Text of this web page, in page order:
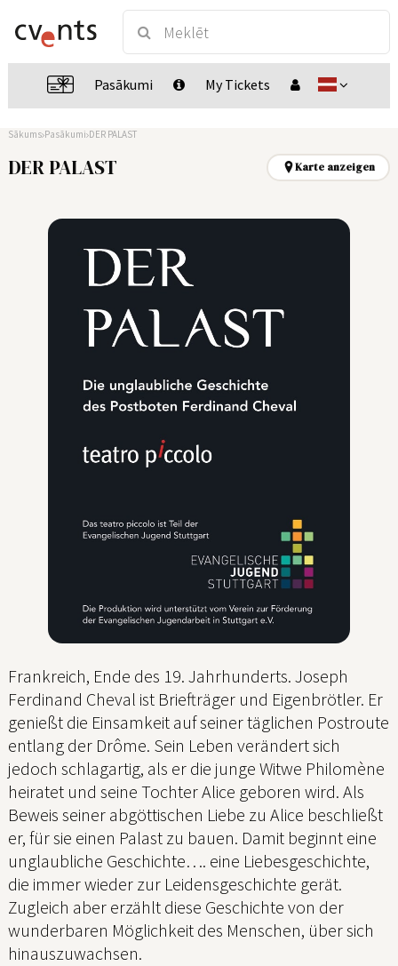
Pasākumi My Tickets
Sākums Pasākumi DER PALAST
DER PALAST Karte anzeigen
Frankreich, Ende des 19. Jahrhunderts. Joseph
Ferdinand Cheval ist Briefträger und Eigenbrötler. Er
genießt die Einsamkeit auf seiner täglichen Postroute
entlang der Drôme. Sein Leben verändert sich
jedoch schlagartig, als er die junge Witwe Philomène
heiratet und seine Tochter Alice geboren wird. Als
Beweis seiner abgöttischen Liebe zu Alice beschließt
er, für sie einen Palast zu bauen. Damit beginnt eine
unglaubliche Geschichte…. eine Liebesgeschichte,
die immer wieder zur Leidensgeschichte gerät.
Zugleich aber erzählt diese Geschichte von der
wunderbaren Möglichkeit des Menschen, über sich
hinauszuwachsen.